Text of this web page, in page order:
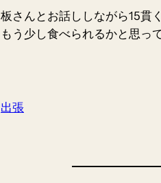
板さんとお話ししながら15貫
もう少し食べられるかと思っ
出張